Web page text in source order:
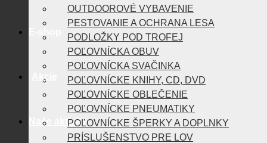
Akcie
Naše aktivity
OUTDOOROVÉ VYBAVENIE
PESTOVANIE A OCHRANA LESA
PODLOŽKY POD TROFEJ
POĽOVNÍCKA OBUV
POĽOVNÍCKA SVAČINKA
POĽOVNÍCKE KNIHY, CD, DVD
POĽOVNÍCKE OBLEČENIE
POĽOVNÍCKE PNEUMATIKY
POĽOVNÍCKE ŠPERKY A DOPLNKY
PRÍSLUŠENSTVO PRE LOV